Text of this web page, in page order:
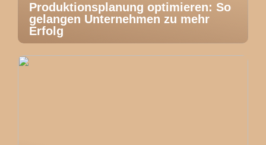
Produktionsplanung optimieren: So
gelangen Unternehmen zu mehr
Erfolg